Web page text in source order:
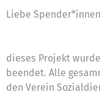
Liebe
dieses Projekt
beendet. Alle
den Verein